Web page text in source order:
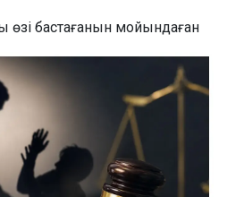
бастағанын мойындаған